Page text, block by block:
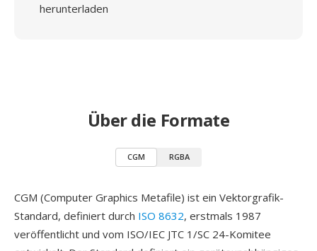
herunterladen
Über die Formate
CGM RGBA
CGM (Computer Graphics Metafile) ist ein Vektorgrafik-
Standard, definiert durch ISO 8632, erstmals 1987
veröffentlicht und vom ISO/IEC JTC 1/SC 24-Komitee